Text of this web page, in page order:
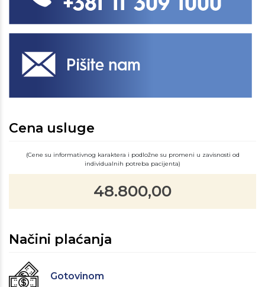
Cena usluge
(Cene su informativnog karaktera i podložne su promeni u zavisnosti od
individualnih potreba pacijenta)
48.800,00
Načini plaćanja
Gotovinom